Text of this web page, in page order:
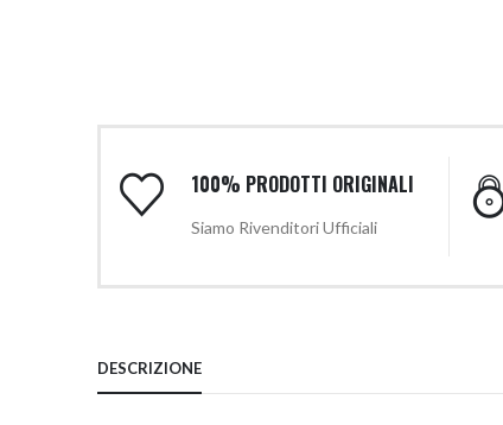
100% PRODOTTI ORIGINALI
Siamo Rivenditori Ufficiali
DESCRIZIONE